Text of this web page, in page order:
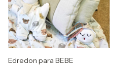
Edredon para BEBE